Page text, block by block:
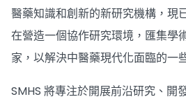
醫藥知識和創新的新研究機構，現
在營造一個協作研究環境，匯集學
家，以解決中醫藥現代化面臨的一
SMHS 將專注於開展前沿研究、開